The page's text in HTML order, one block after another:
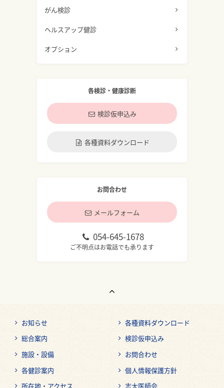
がん検診
ヘルスアップ健診
オプション
各検診・健康診断
検診仮申込み
各種資料ダウンロード
お問合わせ
メールフォーム
054-645-1678
ご不明点はお電話でも承ります
お知らせ
総合案内
施設・設備
各健診案内
所在地・アクセス
各種資料ダウンロード
検診仮申込み
お問合わせ
個人情報保護方針
志太医師会